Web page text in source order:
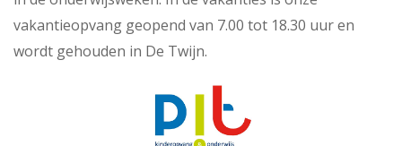
vakantieopvang geopend van 7.00 tot 18.30 uur en
wordt gehouden in De Twijn.